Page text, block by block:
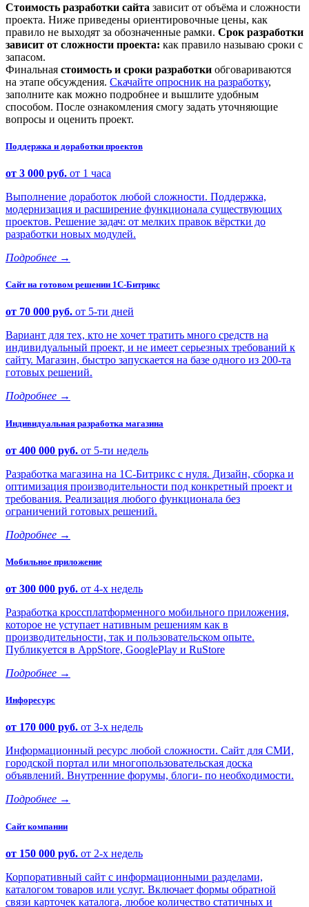
Стоимость разработки сайта зависит от объёма и сложности
проекта. Ниже приведены ориентировочные цены, как
правило не выходят за обозначенные рамки. Срок разработки
зависит от сложности проекта: как правило называю сроки с
запасом.
Финальная стоимость и сроки разработки обговариваются
на этапе обсуждения. Скачайте опросник на разработку,
заполните как можно подробнее и вышлите удобным
способом. После ознакомления смогу задать уточняющие
вопросы и оценить проект.
Поддержка и доработки проектов
от 3 000 руб. от 1 часа
Выполнение доработок любой сложности. Поддержка,
модернизация и расширение функционала существующих
проектов. Решение задач: от мелких правок вёрстки до
разработки новых модулей.
Подробнее →
Сайт на готовом решении 1С-Битрикс
от 70 000 руб. от 5-ти дней
Вариант для тех, кто не хочет тратить много средств на
индивидуальный проект, и не имеет серьезных требований к
сайту. Магазин, быстро запускается на базе одного из 200-та
готовых решений.
Подробнее →
Индивидуальная разработка магазина
от 400 000 руб. от 5-ти недель
Разработка магазина на 1С-Битрикс с нуля. Дизайн, сборка и
оптимизация производительности под конкретный проект и
требования. Реализация любого функционала без
ограничений готовых решений.
Подробнее →
Мобильное приложение
от 300 000 руб. от 4-х недель
Разработка кроссплатформенного мобильного приложения,
которое не уступает нативным решениям как в
производительности, так и пользовательском опыте.
Публикуется в AppStore, GooglePlay и RuStore
Подробнее →
Инфоресурс
от 170 000 руб. от 3-х недель
Информационный ресурс любой сложности. Сайт для СМИ,
городской портал или многопользовательская доска
объявлений. Внутренние форумы, блоги- по необходимости.
Подробнее →
Сайт компании
от 150 000 руб. от 2-х недель
Корпоративный сайт с информационными разделами,
каталогом товаров или услуг. Включает формы обратной
связи карточек каталога, любое количество статичных и